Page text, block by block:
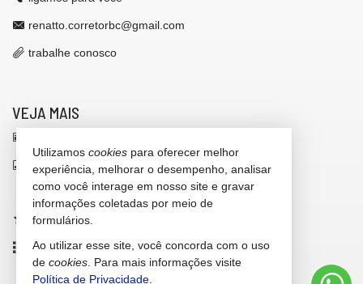
renatto.corretorbc@gmail.com
trabalhe conosco
VEJA MAIS
indicadores financeiros
cadastre seu imóvel
imóveis favoritos
mapa de imóveis
Utilizamos cookies para oferecer melhor
experiência, melhorar o desempenho, analisar
como você interage em nosso site e gravar
informações coletadas por meio de
formulários.
Ao utilizar esse site, você concorda com o uso
de cookies . Para mais informações visite
Política de Privacidade